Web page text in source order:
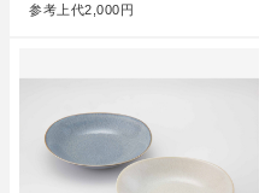
参考上代2,000円